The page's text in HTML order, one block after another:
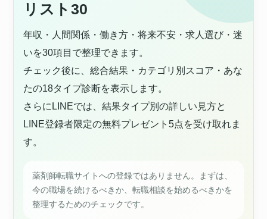
リスト30
年収・人間関係・働き方・将来不安・求人選び・迷
いを30項目で整理できます。
チェック後に、総合結果・カテゴリ別スコア・あな
たの18タイプ診断を表示します。
さらにLINEでは、結果タイプ別の詳しい見方と
LINE登録者限定の無料プレゼント5点を受け取れま
す。
薬剤師転職サイトへの登録ではありません。まずは、
今の職場を続けるべきか、転職相談を始めるべきかを
整理するためのチェックです。